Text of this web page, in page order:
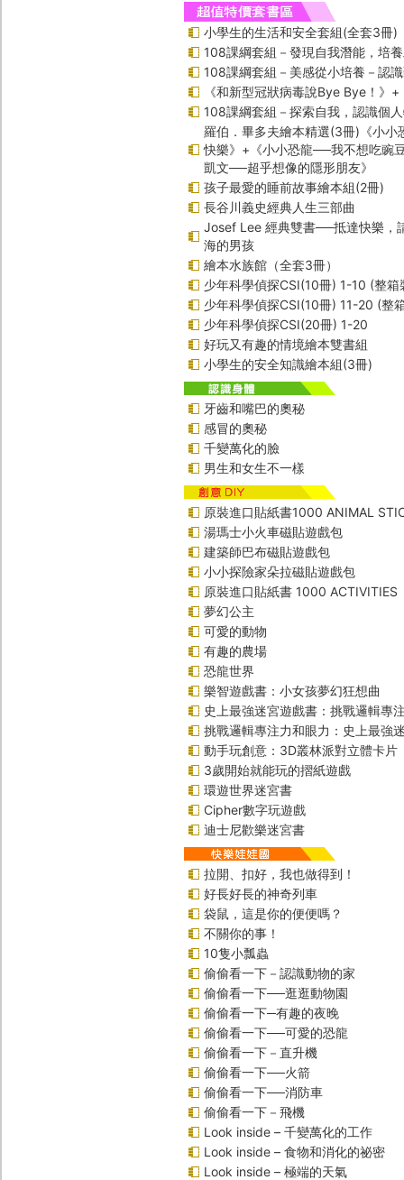
小學生的生活和安全套組(全套3冊)
108課綱套組－發現自我潛能，培
108課綱套組－美感從小培養－認
《和新型冠狀病毒說Bye Bye！》
108課綱套組－探索自我，認識個
羅伯．畢多夫繪本精選(3冊)《小
快樂》+《小小恐龍──我不想吃豌
凱文──超乎想像的隱形朋友》
孩子最愛的睡前故事繪本組(2冊)
長谷川義史經典人生三部曲
Josef Lee 經典雙書──抵達快樂，
海的男孩
繪本水族館（全套3冊）
少年科學偵探CSI(10冊) 1-10 (整箱
少年科學偵探CSI(10冊) 11-20 (整
少年科學偵探CSI(20冊) 1-20
好玩又有趣的情境繪本雙書組
小學生的安全知識繪本組(3冊)
牙齒和嘴巴的奧秘
感冒的奧秘
千變萬化的臉
男生和女生不一樣
原裝進口貼紙書1000 ANIMAL
湯瑪士小火車磁貼遊戲包
建築師巴布磁貼遊戲包
小小探險家朵拉磁貼遊戲包
原裝進口貼紙書 1000 ACTIVITIES
夢幻公主
可愛的動物
有趣的農場
恐龍世界
樂智遊戲書：小女孩夢幻狂想曲
史上最強迷宮遊戲書：挑戰邏輯專
挑戰邏輯專注力和眼力：史上最強
動手玩創意：3D叢林派對立體卡片
3歲開始就能玩的摺紙遊戲
環遊世界迷宮書
Cipher數字玩遊戲
迪士尼歡樂迷宮書
拉開、扣好，我也做得到！
好長好長的神奇列車
袋鼠，這是你的便便嗎？
不關你的事！
10隻小瓢蟲
偷偷看一下－認識動物的家
偷偷看一下──逛逛動物園
偷偷看一下─有趣的夜晚
偷偷看一下──可愛的恐龍
偷偷看一下－直升機
偷偷看一下──火箭
偷偷看一下──消防車
偷偷看一下－飛機
Look inside – 千變萬化的工作
Look inside – 食物和消化的祕密
Look inside – 極端的天氣